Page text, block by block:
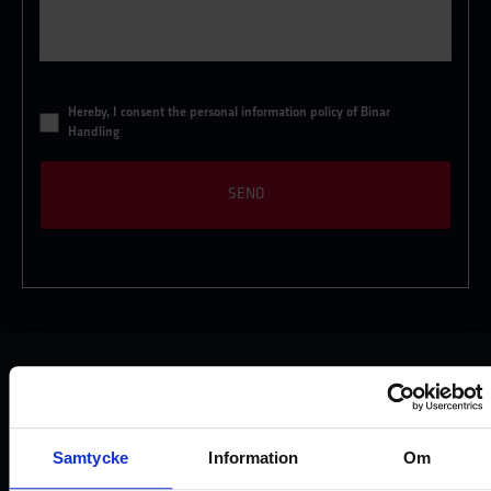
Samtycke Information Om
* Hereby, I consent the personal information policy of Binar
Handling
TECHNISCHE DATEN